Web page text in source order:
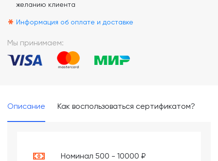
желанию клиента
* Информация об оплате и доставке
Мы принимаем:
Описание Как воспользоваться сертификатом?
Номинал 500 - 10000 ₽